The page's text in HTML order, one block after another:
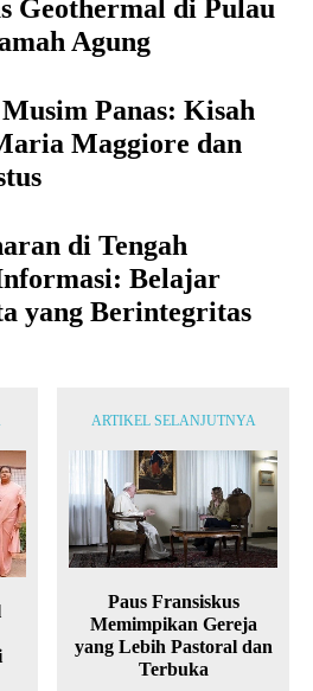
Geothermal di Pulau
Agung
Panas: Kisah
Maggiore dan
di Tengah
Belajar
yang Berintegritas
ARTIKEL SELANJUTNYA
Paus Fransiskus
Memimpikan Gereja
yang Lebih Pastoral dan
Terbuka